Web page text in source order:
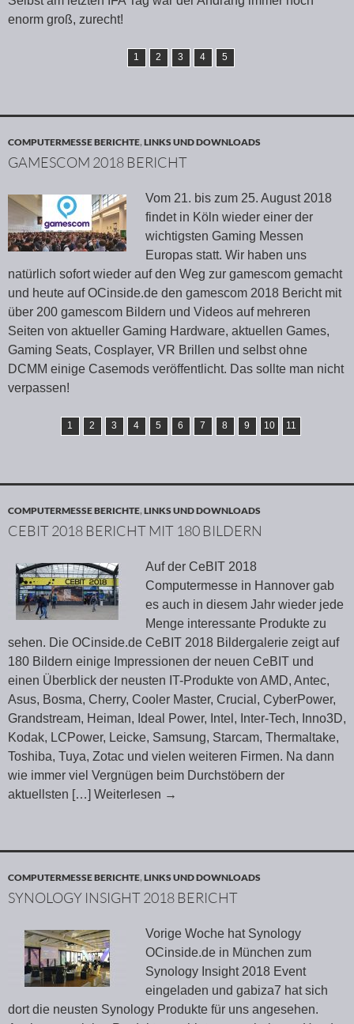
enorm groß, zurecht!
1 2 3 4 5
COMPUTERMESSE BERICHTE,LINKS UND DOWNLOADS
GAMESCOM 2018 BERICHT
Vom 21. bis zum 25. August 2018
findet in Köln wieder einer der
wichtigsten Gaming Messen
Europas statt. Wir haben uns
natürlich sofort wieder auf den Weg zur gamescom gemacht
und heute auf OCinside.de den gamescom 2018 Bericht mit
über 200 gamescom Bildern und Videos auf mehreren
Seiten von aktueller Gaming Hardware, aktuellen Games,
Gaming Seats, Cosplayer, VR Brillen und selbst ohne
DCMM einige Casemods veröffentlicht. Das sollte man nicht
verpassen!
1 2 3 4 5 6 7 8 9 10 11
COMPUTERMESSE BERICHTE,LINKS UND DOWNLOADS
CEBIT 2018 BERICHT MIT 180 BILDERN
Auf der CeBIT 2018
Computermesse in Hannover gab
es auch in diesem Jahr wieder jede
Menge interessante Produkte zu
sehen. Die OCinside.de CeBIT 2018 Bildergalerie zeigt auf
180 Bildern einige Impressionen der neuen CeBIT und
einen Überblick der neusten IT-Produkte von AMD, Antec,
Asus, Bosma, Cherry, Cooler Master, Crucial, CyberPower,
Grandstream, Heiman, Ideal Power, Intel, Inter-Tech, Inno3D,
Kodak, LCPower, Leicke, Samsung, Starcam, Thermaltake,
Toshiba, Tuya, Zotac und vielen weiteren Firmen. Na dann
wie immer viel Vergnügen beim Durchstöbern der
aktuellsten […] Weiterlesen →
COMPUTERMESSE BERICHTE,LINKS UND DOWNLOADS
SYNOLOGY INSIGHT 2018 BERICHT
Vorige Woche hat Synology
OCinside.de in München zum
Synology Insight 2018 Event
eingeladen und gabiza7 hat sich
dort die neusten Synology Produkte für uns angesehen.